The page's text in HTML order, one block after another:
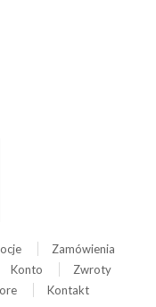
Zamówienia
Konto
Zwroty
Kontakt